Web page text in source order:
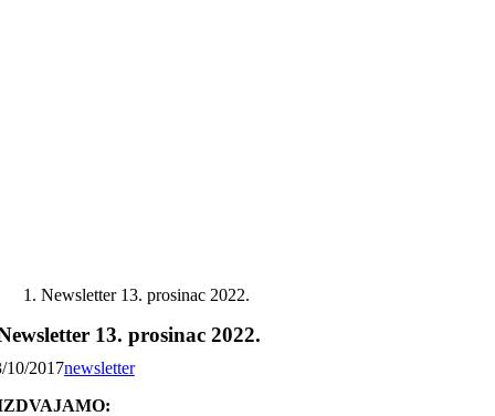
Newsletter 13. prosinac 2022.
13. prosinac 2022.
10/2017newsletter